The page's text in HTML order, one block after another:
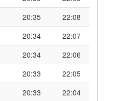
20:35
22:08
20:34
22:07
20:34
22:06
20:33
22:05
20:33
22:04